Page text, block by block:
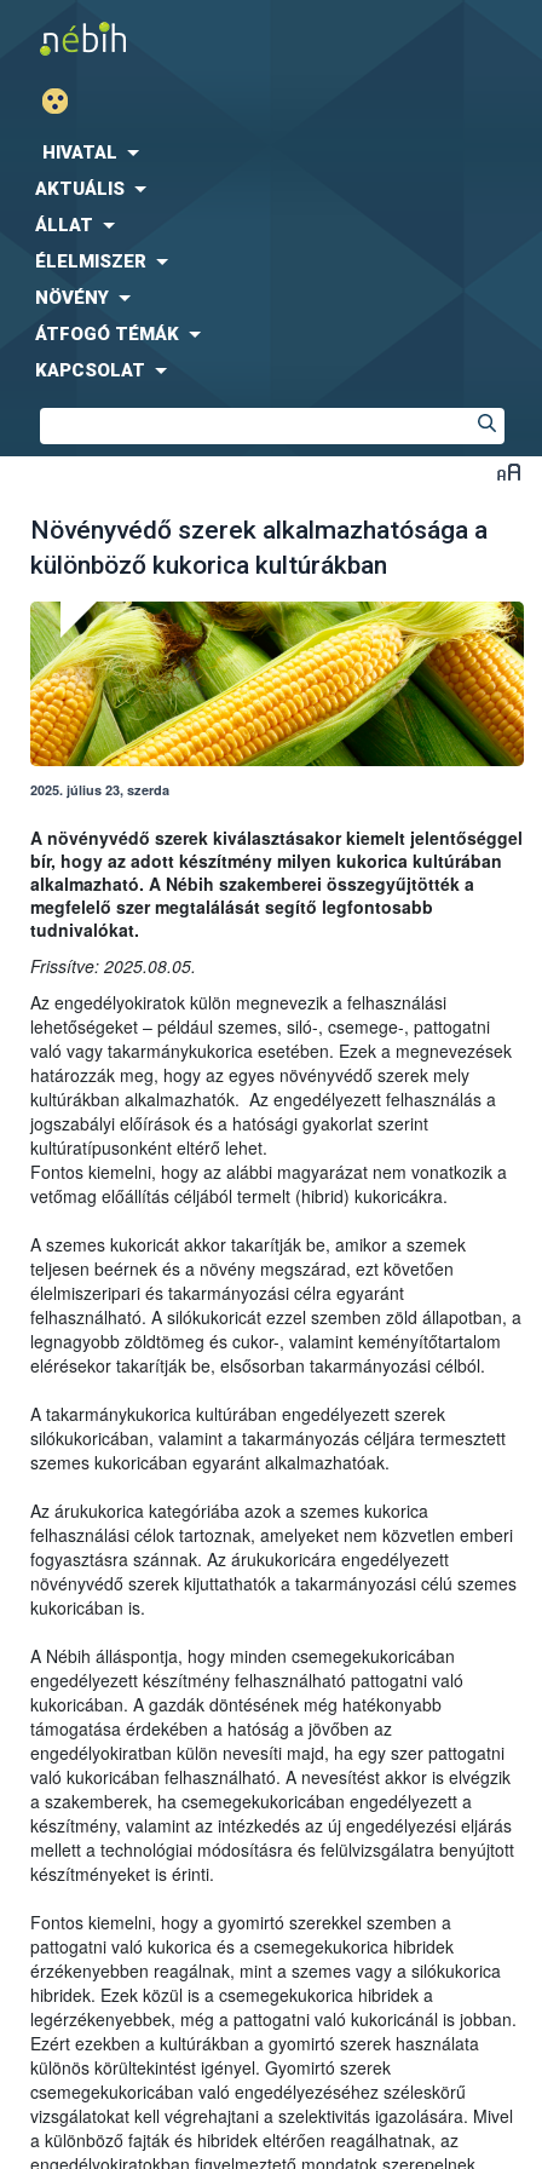
HIVATAL
AKTUÁLIS
ÁLLAT
ÉLELMISZER
NÖVÉNY
ÁTFOGÓ TÉMÁK
KAPCSOLAT
Növényvédő szerek alkalmazhatósága a
különböző kukorica kultúrákban
2025. július 23, szerda
A növényvédő szerek kiválasztásakor kiemelt jelentőséggel
bír, hogy az adott készítmény milyen kukorica kultúrában
alkalmazható. A Nébih szakemberei összegyűjtötték a
megfelelő szer megtalálását segítő legfontosabb
tudnivalókat.
Frissítve: 2025.08.05.
Az engedélyokiratok külön megnevezik a felhasználási
lehetőségeket – például szemes, siló-, csemege-, pattogatni
való vagy takarmánykukorica esetében. Ezek a megnevezések
határozzák meg, hogy az egyes növényvédő szerek mely
kultúrákban alkalmazhatók. Az engedélyezett felhasználás a
jogszabályi előírások és a hatósági gyakorlat szerint
kultúratípusonként eltérő lehet.
Fontos kiemelni, hogy az alábbi magyarázat nem vonatkozik a
vetőmag előállítás céljából termelt (hibrid) kukoricákra.
A szemes kukoricát akkor takarítják be, amikor a szemek
teljesen beérnek és a növény megszárad, ezt követően
élelmiszeripari és takarmányozási célra egyaránt
felhasználható. A silókukoricát ezzel szemben zöld állapotban, a
legnagyobb zöldtömeg és cukor-, valamint keményítőtartalom
elérésekor takarítják be, elsősorban takarmányozási célból.
A takarmánykukorica kultúrában engedélyezett szerek
silókukoricában, valamint a takarmányozás céljára termesztett
szemes kukoricában egyaránt alkalmazhatóak.
Az árukukorica kategóriába azok a szemes kukorica
felhasználási célok tartoznak, amelyeket nem közvetlen emberi
fogyasztásra szánnak. Az árukukoricára engedélyezett
növényvédő szerek kijuttathatók a takarmányozási célú szemes
kukoricában is.
A Nébih álláspontja, hogy minden csemegekukoricában
engedélyezett készítmény felhasználható pattogatni való
kukoricában. A gazdák döntésének még hatékonyabb
támogatása érdekében a hatóság a jövőben az
engedélyokiratban külön nevesíti majd, ha egy szer pattogatni
való kukoricában felhasználható. A nevesítést akkor is elvégzik
a szakemberek, ha csemegekukoricában engedélyezett a
készítmény, valamint az intézkedés az új engedélyezési eljárás
mellett a technológiai módosításra és felülvizsgálatra benyújtott
készítményeket is érinti.
Fontos kiemelni, hogy a gyomirtó szerekkel szemben a
pattogatni való kukorica és a csemegekukorica hibridek
érzékenyebben reagálnak, mint a szemes vagy a silókukorica
hibridek. Ezek közül is a csemegekukorica hibridek a
legérzékenyebbek, még a pattogatni való kukoricánál is jobban.
Ezért ezekben a kultúrákban a gyomirtó szerek használata
különös körültekintést igényel. Gyomirtó szerek
csemegekukoricában való engedélyezéséhez széleskörű
vizsgálatokat kell végrehajtani a szelektivitás igazolására. Mivel
a különböző fajták és hibridek eltérően reagálhatnak, az